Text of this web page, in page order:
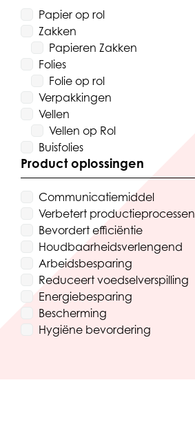
Papier op rol
Zakken
Papieren Zakken
Folies
Folie op rol
Verpakkingen
Vellen
Vellen op Rol
Buisfolies
Product oplossingen
Communicatiemiddel
Verbetert productieprocessen
Bevordert efficiëntie
Houdbaarheidsverlengend
Arbeidsbesparing
Reduceert voedselverspilling
Energiebesparing
Bescherming
Hygiëne bevordering